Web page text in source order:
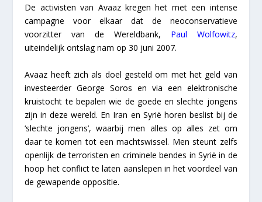
De activisten van Avaaz kregen het met een intense
campagne voor elkaar dat de neoconservatieve
voorzitter van de Wereldbank,
Paul Wolfowitz,
uiteindelijk ontslag nam op 30 juni 2007.
Avaaz heeft zich als doel gesteld om met het geld van
investeerder George Soros en via een elektronische
kruistocht te bepalen wie de goede en slechte jongens
zijn in deze wereld. En Iran en Syrië horen beslist bij de
‘slechte jongens’, waarbij men alles op alles zet om
daar te komen tot een machtswissel. Men steunt zelfs
openlijk de terroristen en criminele bendes in Syrië in de
hoop het conflict te laten aanslepen in het voordeel van
de gewapende oppositie.